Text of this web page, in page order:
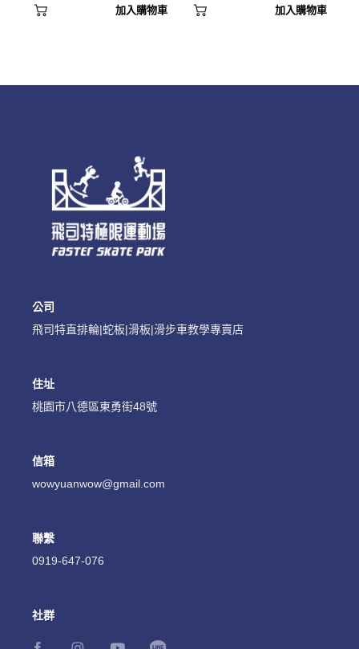
我 要 註 冊
加入購物車 加入購物車
公司
飛司特直排輪|蛇板|滑板|滑步車教學專賣店
住址
桃園市八德區東勇街48號
信箱
wowyuanwow@gmail.com
聯繫
0919-647-076
社群